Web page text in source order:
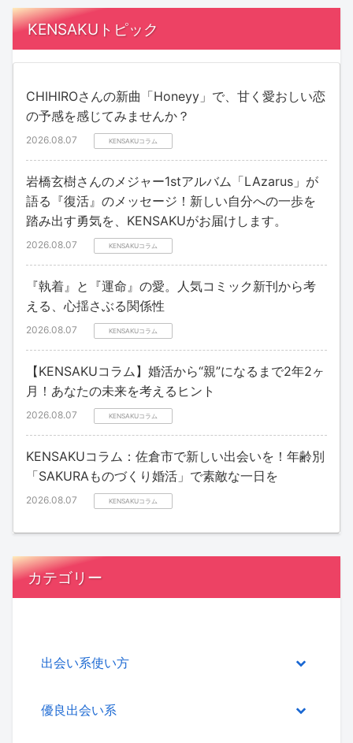
KENSAKUトピック
CHIHIROさんの新曲「Honeyy」で、甘く愛おしい恋
の予感を感じてみませんか？
2026.08.07 KENSAKUコラム
岩橋玄樹さんのメジャー1stアルバム「LAzarus」が
語る『復活』のメッセージ！新しい自分への一歩を
踏み出す勇気を、KENSAKUがお届けします。
2026.08.07 KENSAKUコラム
『執着』と『運命』の愛。人気コミック新刊から考
える、心揺さぶる関係性
2026.08.07 KENSAKUコラム
【KENSAKUコラム】婚活から“親”になるまで2年2ヶ
月！あなたの未来を考えるヒント
2026.08.07 KENSAKUコラム
KENSAKUコラム：佐倉市で新しい出会いを！年齢別
「SAKURAものづくり婚活」で素敵な一日を
2026.08.07 KENSAKUコラム
カテゴリー
出会い系使い方
優良出会い系